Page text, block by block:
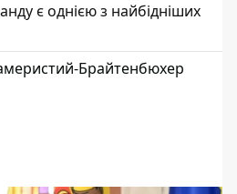
є однією з найбідніших
Брайтенбюхер